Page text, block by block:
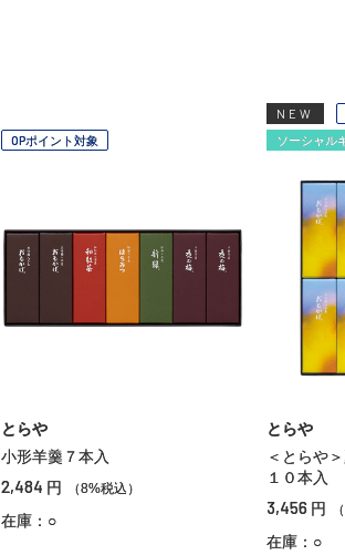
OPポイント対象
とらや
小形羊羹７本入
2,484 円 （8%税込）
在庫：○
NEW
ソーシャル
とらや
＜とらや
１０本入
3,456 円
在庫：○